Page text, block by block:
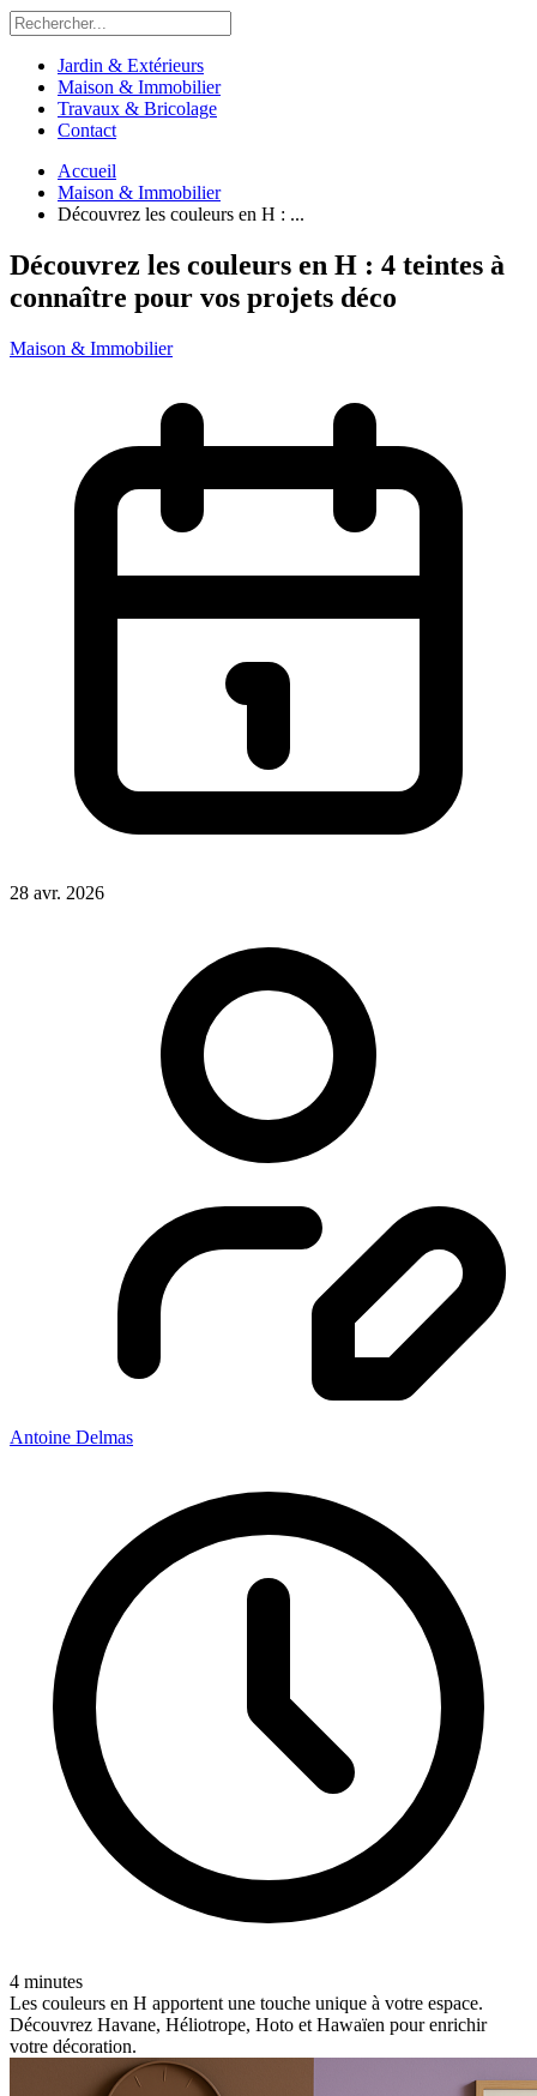
Jardin & Extérieurs
Maison & Immobilier
Travaux & Bricolage
Contact
Accueil
Maison & Immobilier
Découvrez les couleurs en H : ...
Découvrez les couleurs en H : 4 teintes à
connaître pour vos projets déco
Maison & Immobilier
28 avr. 2026
Antoine Delmas
4 minutes
Les couleurs en H apportent une touche unique à votre espace.
Découvrez Havane, Héliotrope, Hoto et Hawaïen pour enrichir
votre décoration.